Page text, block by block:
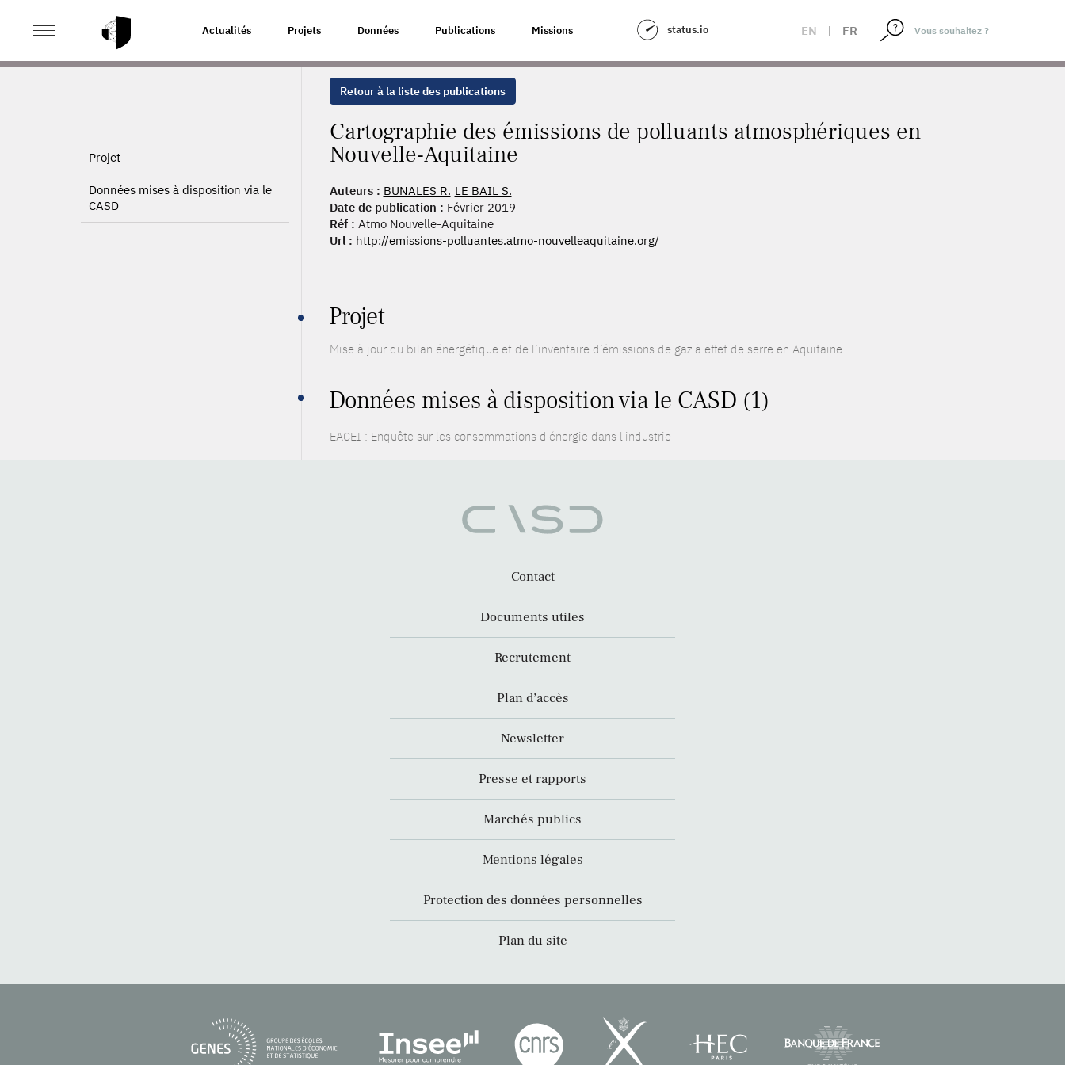
Actualités Projets Données Publications Missions status.io EN | FR
ACCUEIL PUBLICATIONS > CARTOGRAPHIE DES ÉMISSIONS DE POLLUANTS ATMOSPHÉRIQUES EN NOUVELLE-AQUITAINE
Projet
Données mises à disposition via le
CASD
Retour à la liste des publications
Cartographie des émissions de polluants atmosphériques en
Nouvelle-Aquitaine
Auteurs : BUNALES R. LE BAIL S.
Date de publication : Février 2019
Réf : Atmo Nouvelle-Aquitaine
Url : http://emissions-polluantes.atmo-nouvelleaquitaine.org/
Projet
Mise à jour du bilan énergétique et de l’inventaire d’émissions de gaz à effet de serre en Aquitaine
Données mises à disposition via le CASD (1)
EACEI : Enquête sur les consommations d'énergie dans l'industrie
Contact
Documents utiles
Recrutement
Plan d’accès
Newsletter
Presse et rapports
Marchés publics
Mentions légales
Protection des données personnelles
Plan du site